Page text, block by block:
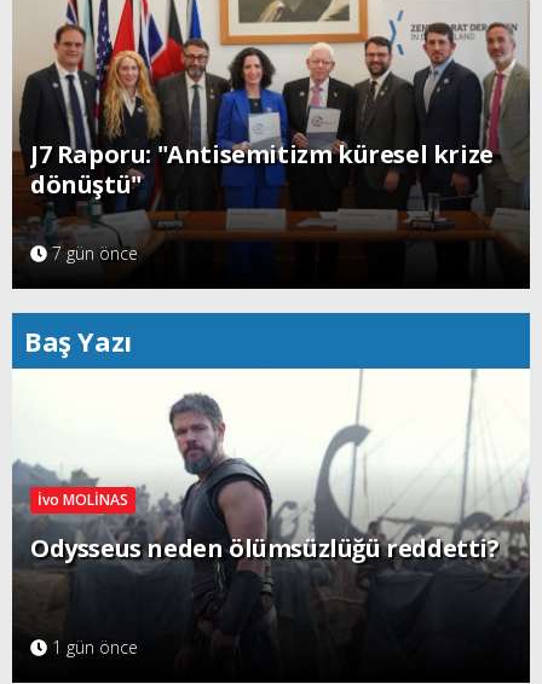
J7 Raporu: "Antisemitizm küresel krize
dönüştü"
7 gün önce
Baş Yazı
İvo MOLİNAS
Odysseus neden ölümsüzlüğü reddetti?
1 gün önce